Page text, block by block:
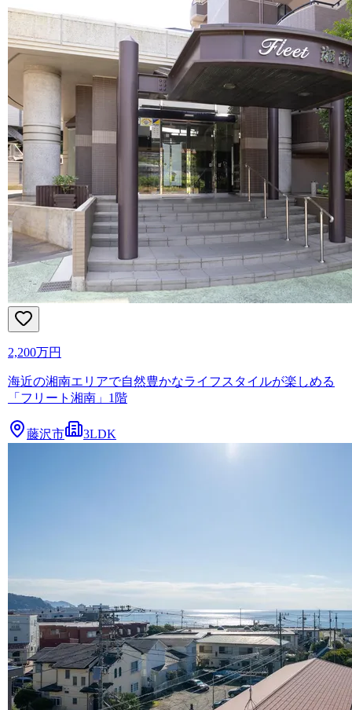
2,200万円
海近の湘南エリアで自然豊かなライフスタイルが楽しめる
「フリート湘南」1階
藤沢市 3LDK